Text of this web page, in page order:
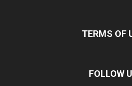
TERMS OF
FOLLOW